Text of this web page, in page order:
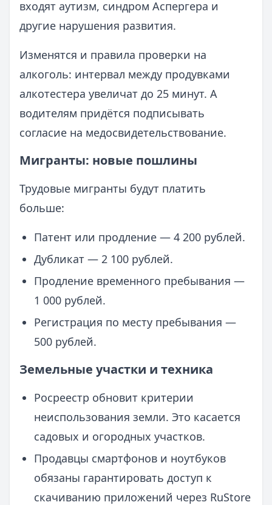
входят аутизм, синдром Аспергера и
другие нарушения развития.
Изменятся и правила проверки на
алкоголь: интервал между продувками
алкотестера увеличат до 25 минут. А
водителям придётся подписывать
согласие на медосвидетельствование.
Мигранты: новые пошлины
Трудовые мигранты будут платить
больше:
Патент или продление — 4 200 рублей.
Дубликат — 2 100 рублей.
Продление временного пребывания —
1 000 рублей.
Регистрация по месту пребывания —
500 рублей.
Земельные участки и техника
Росреестр обновит критерии
неиспользования земли. Это касается
садовых и огородных участков.
Продавцы смартфонов и ноутбуков
обязаны гарантировать доступ к
скачиванию приложений через RuStore